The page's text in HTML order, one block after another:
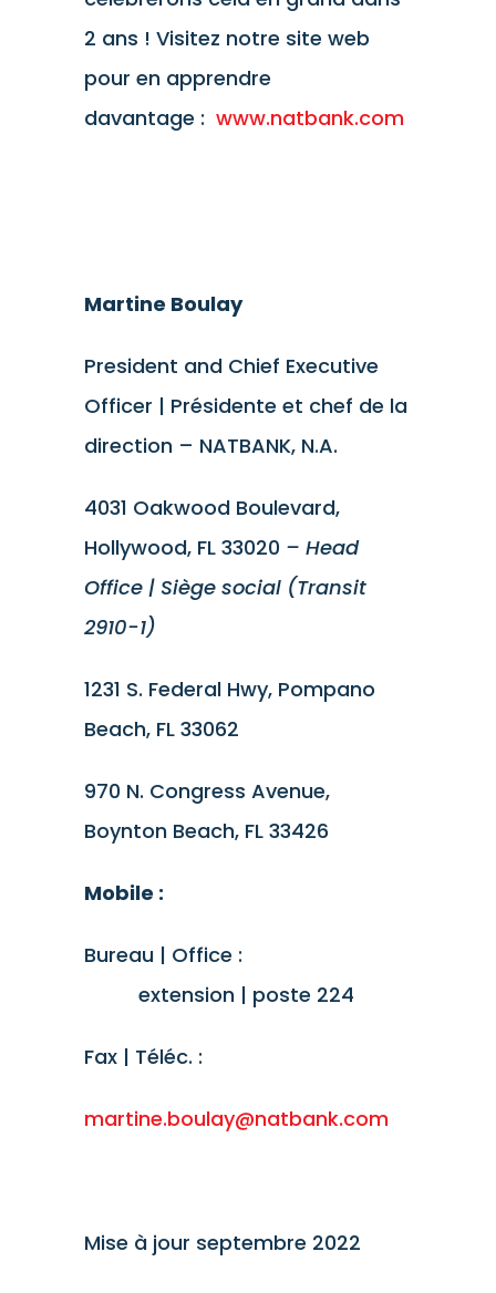
2 ans ! Visitez notre site web
pour en apprendre
davantage :www.natbank.com
Martine Boulay
President and Chief Executive
Officer | Présidente et chef de la
direction – NATBANK, N.A.
4031 Oakwood Boulevard,
Hollywood, FL 33020 – Head
Office | Siège social (Transit
2910-1)
1231 S. Federal Hwy, Pompano
Beach, FL 33062
970 N. Congress Avenue,
Boynton Beach, FL 33426
Mobile :
Bureau | Office :
extension | poste 224
Fax | Téléc. :
martine.boulay@natbank.com
Mise à jour septembre 2022